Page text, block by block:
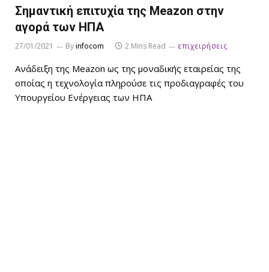
Σημαντική επιτυχία της Meazon στην
αγορά των ΗΠΑ
27/01/2021 Byinfocom 2 Mins Read επιχειρήσεις
Ανάδειξη της Meazon ως της μοναδικής εταιρείας της
οποίας η τεχνολογία πληρούσε τις προδιαγραφές του
Υπουργείου Ενέργειας των ΗΠΑ